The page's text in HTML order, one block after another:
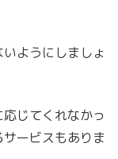
ようにしましょ
じてくれなかっ
ービスもありま